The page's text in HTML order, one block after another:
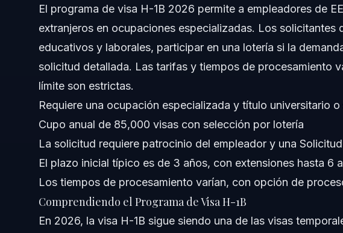
Ignorar Fechas Límites de la Lotería
Pruebas Insuficientes de Credenciales Educativas
Falta de Cumplimiento Salarial por el Empleador
Descripciones de Trabajo Inexactas
No Renovar o Extender a Tiempo
Cronología y Resultados de la Lotería de la Visa H-1B
Costos y Tarifas para la Visa H-1B
Notas Jurisdiccionales para Solicitantes en Carolina del Norte y
El programa de visa H-1B 2026 permite a empleadores de
extranjeros en ocupaciones especializadas. Los solicitantes
educativos y laborales, participar en una lotería si la
solicitud detallada. Las tarifas y tiempos de procesamiento
límite son estrictas.
Requiere una ocupación especializada y título universitario o
Cupo anual de 85,000 visas con selección por lotería
La solicitud requiere patrocinio del empleador y una
El plazo inicial típico es de 3 años, con extensiones hasta 6
Los tiempos de procesamiento varían, con opción de
Comprendiendo el Programa de Visa H-1B
En 2026, la visa H-1B sigue siendo una de las visas